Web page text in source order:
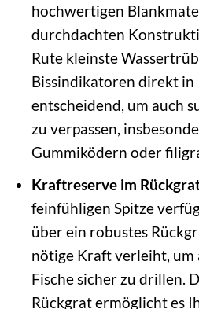
hochwertigen
durchdachten
Rute kleinste
Bissindikatoren direkt in
entscheidend, um auch
zu verpassen,
Gummiködern oder
Kraftreserve im
feinfühligen Spitze
über ein robustes
nötige Kraft verleiht, um
Fische sicher zu drillen.
Rückgrat ermöglicht es